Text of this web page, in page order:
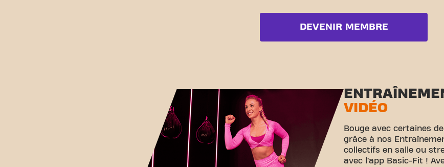
DEVENIR MEMBRE
VIDÉO
Bouge avec certaines
grâce à nos
collectifs en salle ou
avec l’app Basic-Fit !